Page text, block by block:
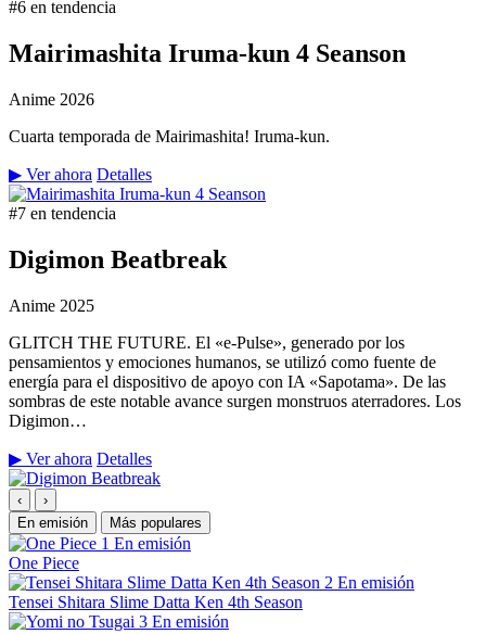
#6 en tendencia
Mairimashita Iruma-kun 4 Seanson
Anime 2026
Cuarta temporada de Mairimashita! Iruma-kun.
▶ Ver ahora Detalles
#7 en tendencia
Digimon Beatbreak
Anime 2025
GLITCH THE FUTURE. El «e-Pulse», generado por los
pensamientos y emociones humanos, se utilizó como fuente de
energía para el dispositivo de apoyo con IA «Sapotama». De las
sombras de este notable avance surgen monstruos aterradores. Los
Digimon…
▶ Ver ahora Detalles
‹
›
En emisión
Más populares
1 En emisión
One Piece
2 En emisión
Tensei Shitara Slime Datta Ken 4th Season
3 En emisión